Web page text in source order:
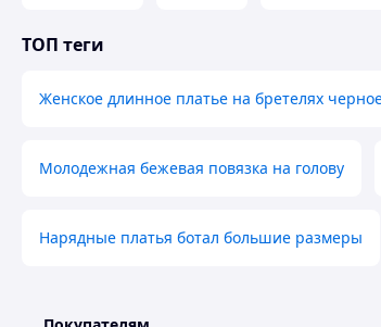
ТОП теги
Женское длинное платье на бретелях
Молодежная бежевая повязка на голову
Нарядные платья ботал большие размеры